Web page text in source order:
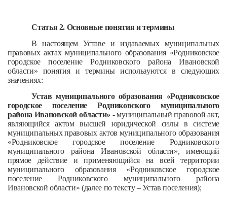
Статья 2. Основные понятия и термины
В настоящем Уставе и издаваемых муниципальных
правовых актах муниципального образования «Родниковское
городское поселение Родниковского района Ивановской
области» понятия и термины используются в следующих
значениях:
Устав муниципального образования «Родниковское
городское поселение Родниковского муниципального
района Ивановской области» - муниципальный правовой акт,
являющийся актом высшей юридической силы в системе
муниципальных правовых актов муниципального образования
«Родниковское городское поселение Родниковского
муниципального района Ивановской области», имеющий
прямое действие и применяющийся на всей территории
муниципального образования «Родниковское городское
поселение Родниковского муниципального района
Ивановской области» (далее по тексту – Устав поселения);